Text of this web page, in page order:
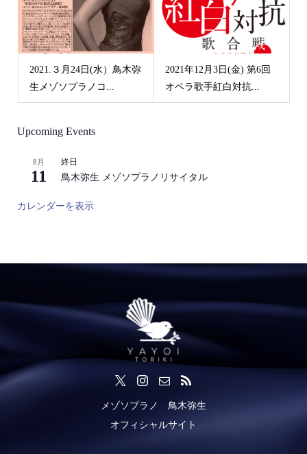
2021.３月24日(水）鳥木弥
生メゾソプラノコ...
2021年12月3日(金) 第6回
オペラ歌手紅白対抗...
Upcoming Events
8月
11
終日
鳥木弥生 メゾソプラノリサイタル
カレンダーを表示
メゾソプラノ 鳥木弥生
オフィシャルサイト